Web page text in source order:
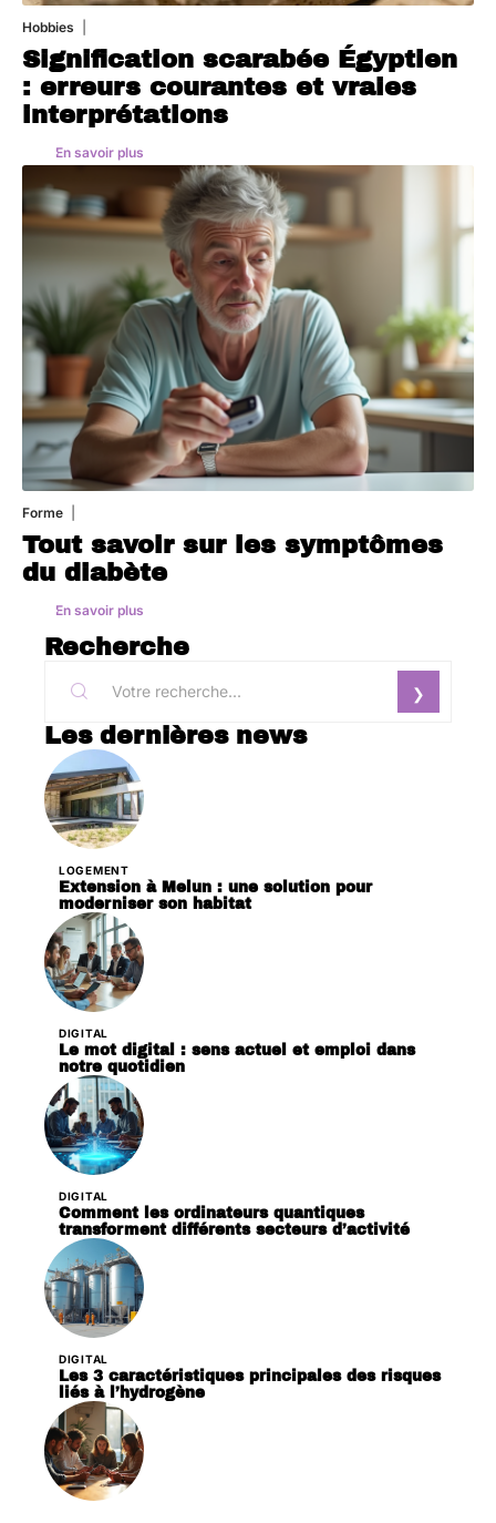
Hobbies
Signification scarabée Égyptien
: erreurs courantes et vraies
interprétations
En savoir plus
Forme
Tout savoir sur les symptômes
du diabète
En savoir plus
Recherche
Les dernières news
LOGEMENT
Extension à Melun : une solution pour
moderniser son habitat
DIGITAL
Le mot digital : sens actuel et emploi dans
notre quotidien
DIGITAL
Comment les ordinateurs quantiques
transforment différents secteurs d’activité
DIGITAL
Les 3 caractéristiques principales des risques
liés à l’hydrogène